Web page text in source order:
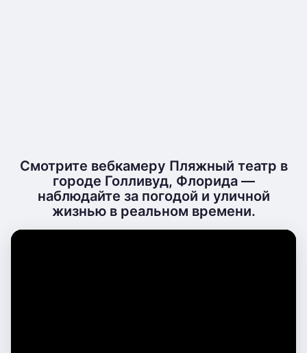
Смотрите вебкамеру Пляжный театр в
городе Голливуд, Флорида —
наблюдайте за погодой и уличной
жизнью в реальном времени.